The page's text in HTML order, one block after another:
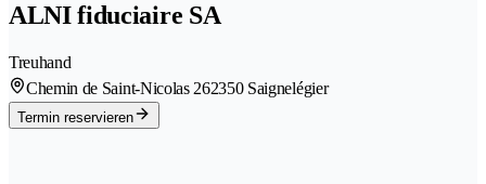
ALNI fiduciaire SA
Treuhand
Chemin de Saint-Nicolas 262350 Saignelégier
Termin reservieren